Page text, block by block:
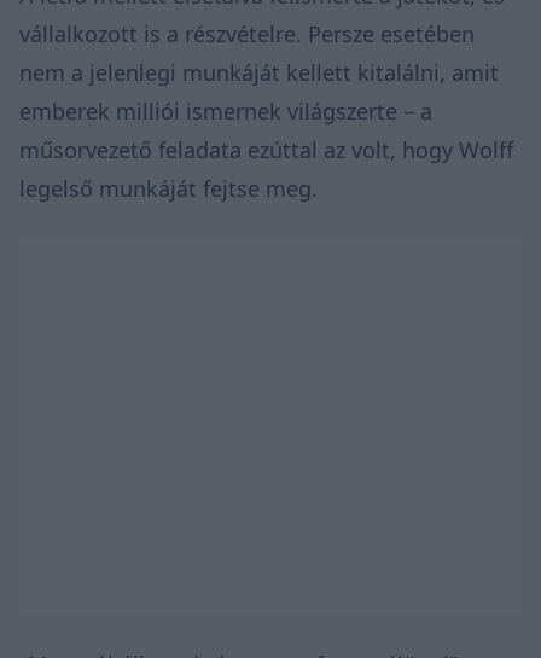
vállalkozott is a részvételre. Persze esetében
nem a jelenlegi munkáját kellett kitalálni, amit
emberek milliói ismernek világszerte – a
műsorvezető feladata ezúttal az volt, hogy Wolff
legelső munkáját fejtse meg.